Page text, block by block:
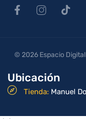
Ubicación
Tienda: Manuel
© 2026 Espacio